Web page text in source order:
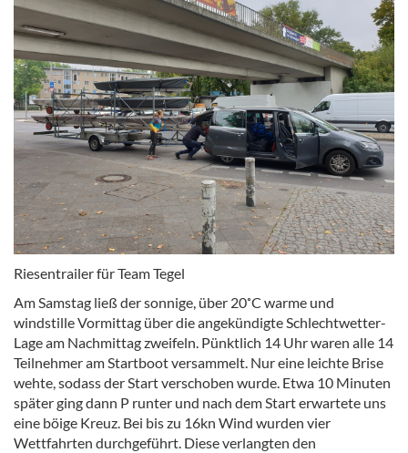
Riesentrailer für Team Tegel
Am Samstag ließ der sonnige, über 20˚C warme und
windstille Vormittag über die angekündigte Schlechtwetter-
Lage am Nachmittag zweifeln. Pünktlich 14 Uhr waren alle 14
Teilnehmer am Startboot versammelt. Nur eine leichte Brise
wehte, sodass der Start verschoben wurde. Etwa 10 Minuten
später ging dann P runter und nach dem Start erwartete uns
eine böige Kreuz. Bei bis zu 16kn Wind wurden vier
Wettfahrten durchgeführt. Diese verlangten den